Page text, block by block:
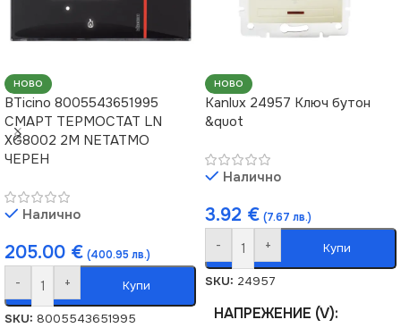
НОВО
BTicino 8005543651995
СМАРТ ТЕРМОСТАТ LN
XG8002 2M NETATMO
ЧЕРЕН
Налично
205.00 € (400.95 лв.)
- + Купи
SKU: 8005543651995
НОВО
Kanlux 24957 Ключ бутон
&quot
Налично
3.92 € (7.67 лв.)
- + Купи
SKU: 24957
НАПРЕЖЕНИЕ (V)